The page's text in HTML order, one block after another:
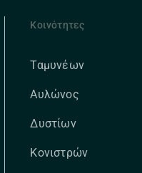
Κοινότητες
Ταμυνέων
Αυλώνος
Δυστίων
Κονιστρών